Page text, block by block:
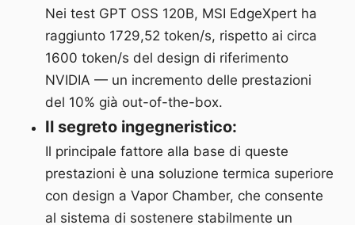
Nei test GPT OSS 120B, MSI EdgeXpert ha
raggiunto 1729,52 token/s, rispetto ai circa
1600 token/s del design di riferimento
NVIDIA — un incremento delle prestazioni
del 10% già out-of-the-box.
Il segreto ingegneristico:
Il principale fattore alla base di queste
prestazioni è una soluzione termica superiore
con design a Vapor Chamber, che consente
al sistema di sostenere stabilmente un